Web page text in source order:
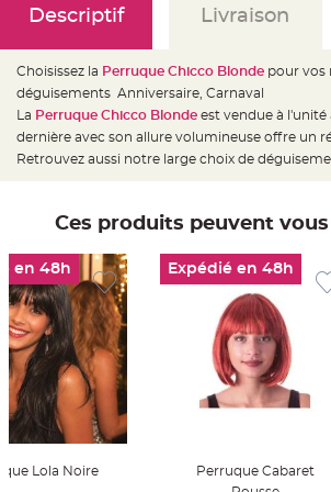
d
a
s
e
m
a
i
n
t
e
r
n
e
v
o
l
n
t
e
e
t
l
Descriptif Livraison
Choisissez la Perruque Chicco Blonde pour vos
déguisements Anniversaire, Carnaval
La Perruque Chicco Blonde est vendue à
dernière avec son allure volumineuse offre un
Retrouvez aussi notre large choix de
Ces produits peuvent
en 48h
Lola Noire
Expédié en 48h
Perruque Cabaret